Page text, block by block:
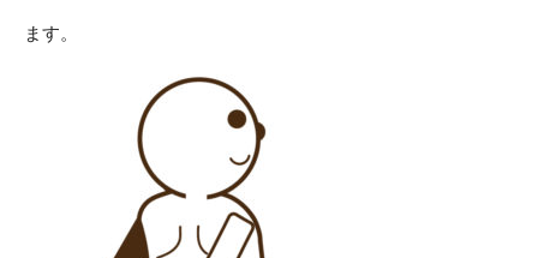
ます。